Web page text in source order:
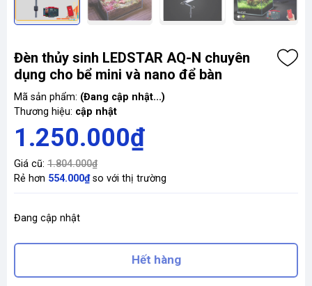
Đèn thủy sinh LEDSTAR AQ-N chuyên
dụng cho bể mini và nano để bàn
Mã sản phẩm: (Đang cập nhật...)
Thương hiệu: cập nhật
1.250.000₫
Giá cũ: 1.804.000₫
Rẻ hơn 554.000₫so với thị trường
Đang cập nhật
Hết hàng